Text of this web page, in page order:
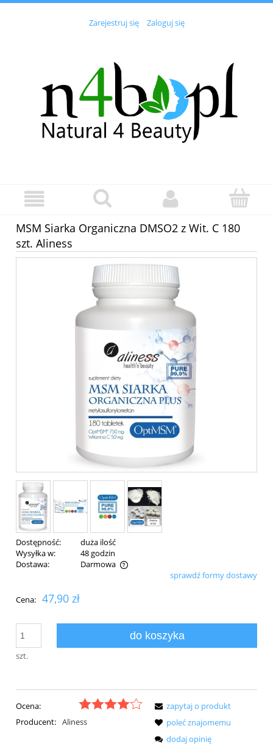
Zarejestruj się Zaloguj się
MSM Siarka Organiczna DMSO2 z Wit. C 180
szt. Aliness
Dostępność:
duża ilość
Wysyłka w:
48 godzin
Dostawa:
Darmowa
Cena nie zawiera ewentualnych kosztów płatnościsprawdź formy dostawy
Cena: 47,90 zł
szt.
do koszyka
Ocena:
Producent: Aliness
zapytaj o produkt
poleć znajomemu
dodaj opinię